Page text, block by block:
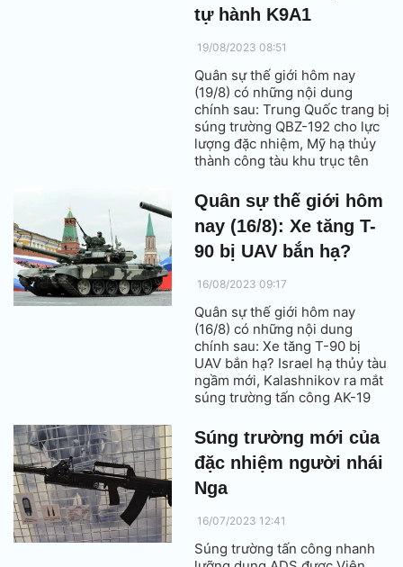
tự hành K9A1
19/08/2023 08:51
Quân sự thế giới hôm nay
(19/8) có những nội dung
chính sau: Trung Quốc trang bị
súng trường QBZ-192 cho lực
lượng đặc nhiệm, Mỹ hạ thủy
thành công tàu khu trục tên
Hanwha Aerospace bàn giao
48 pháo tự hành K9A1 cho Lực
lượng Vũ trang Ba Lan.
Quân sự thế giới hôm
nay (16/8): Xe tăng T-
90 bị UAV bắn hạ?
16/08/2023 09:17
Quân sự thế giới hôm nay
(16/8) có những nội dung
chính sau: Xe tăng T-90 bị
UAV bắn hạ? Israel hạ thủy tàu
ngầm mới, Kalashnikov ra mắt
súng trường tấn công AK-19
Súng trường mới của
đặc nhiệm người nhái
Nga
16/07/2023 12:41
Súng trường tấn công nhanh